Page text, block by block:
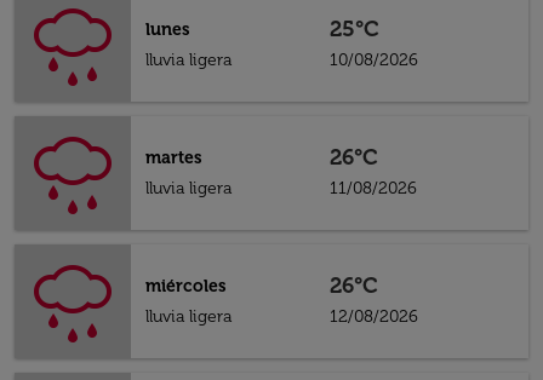
lunes
lluvia ligera
25°C
10/08/2026
martes
lluvia ligera
26°C
11/08/2026
miércoles
lluvia ligera
26°C
12/08/2026